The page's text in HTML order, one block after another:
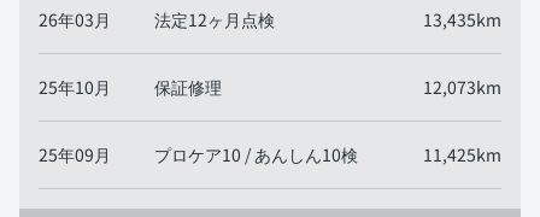
26年03月 法定12ヶ月点検 13,435km
25年10月 保証修理 12,073km
25年09月 プロケア10 / あんしん10検 11,425km